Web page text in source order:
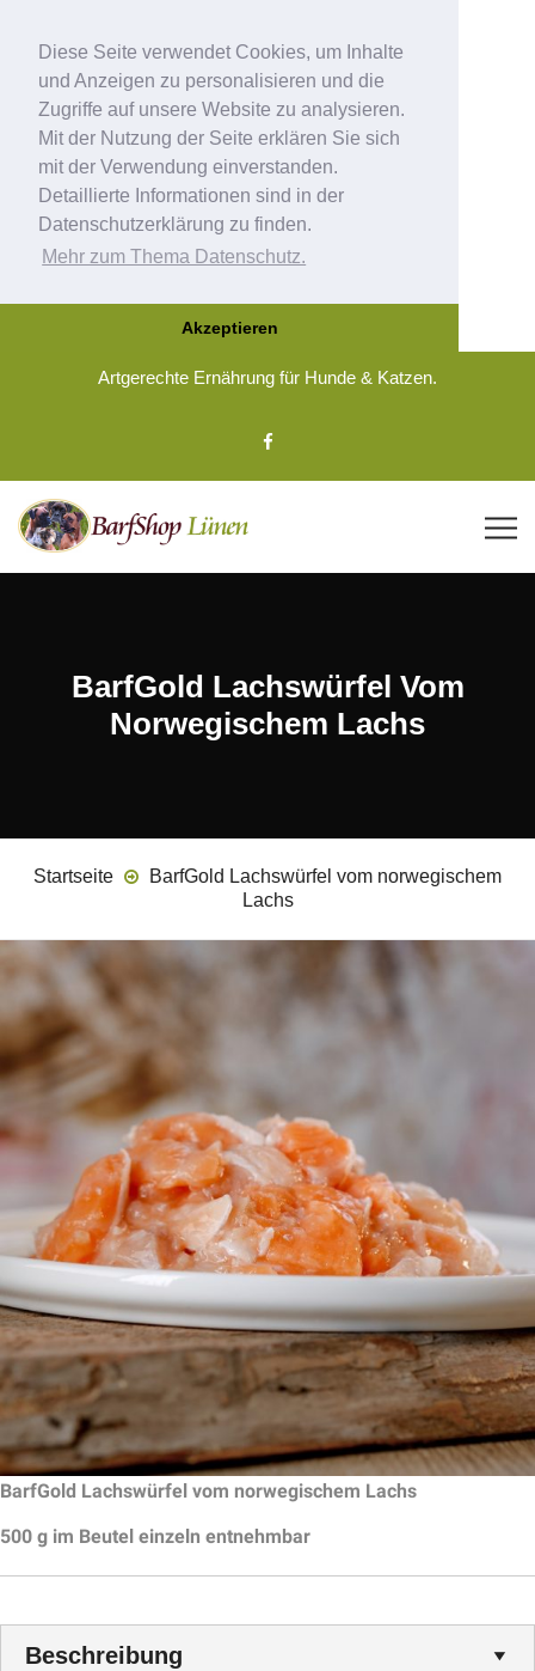
Diese Seite verwendet Cookies, um Inhalte
und Anzeigen zu personalisieren und die
Zugriffe auf unsere Website zu analysieren.
Mit der Nutzung der Seite erklären Sie sich
mit der Verwendung einverstanden.
Detaillierte Informationen sind in der
Datenschutzerklärung zu finden.
Mehr zum Thema Datenschutz.
Akzeptieren
Artgerechte Ernährung für Hunde & Katzen.
BarfGold Lachswürfel Vom
Norwegischem Lachs
Startseite
BarfGold Lachswürfel vom norwegischem
Lachs
BarfGold Lachswürfel vom norwegischem Lachs
500 g im Beutel einzeln entnehmbar
Beschreibung